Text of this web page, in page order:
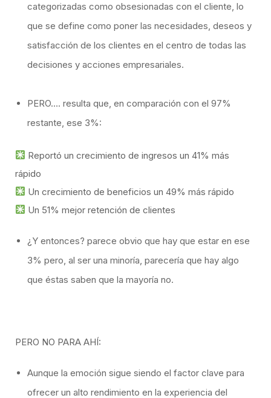
categorizadas como obsesionadas con el cliente, lo
que se define como poner las necesidades, deseos y
satisfacción de los clientes en el centro de todas las
decisiones y acciones empresariales.
PERO…. resulta que, en comparación con el 97%
restante, ese 3%:
Reportó un crecimiento de ingresos un 41% más
rápido
Un crecimiento de beneficios un 49% más rápido
Un 51% mejor retención de clientes​
¿Y entonces? parece obvio que hay que estar en ese
3% pero, al ser una minoría, parecería que hay algo
que éstas saben que la mayoría no.
​PERO NO PARA AHÍ:
Aunque la emoción sigue siendo el factor clave para
ofrecer un alto rendimiento en la experiencia del